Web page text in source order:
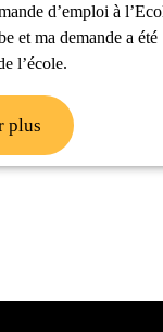
d’emploi à
et ma demande a été
accordée par la directrice de l’école.
plus